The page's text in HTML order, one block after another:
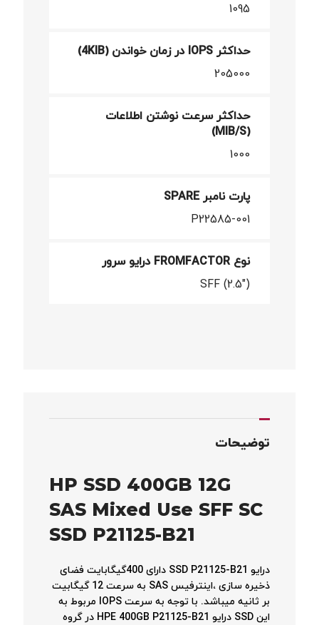
1095
حداکثر IOPS در زمان خواندن (4KIB)
205000
حداکثر سرعت نوشتن اطلاعات
(MIB/S)
1000
پارت نامبر SPARE
P22585-001
نوع FROMFACTOR درایو سرور
SFF (2.5")
توضیحات
HP SSD 400GB 12G
SAS Mixed Use SFF SC
SSD P21125-B21
درایو SSD P21125-B21 دارای 400گیگابایت فضای
ذخیره سازی ،اینترفیس SAS به سرعت 12 گیگابیت
بر ثانیه میباشد. با توجه به سرعت IOPS مربوط به
این SSD درایو HPE 400GB P21125-B21 در گروه